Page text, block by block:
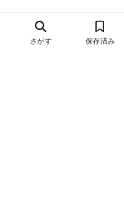
さがす 保存済み